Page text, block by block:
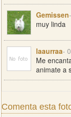
Gemissen
muy linda
laaurraa-
Me
animate a
Comenta esta